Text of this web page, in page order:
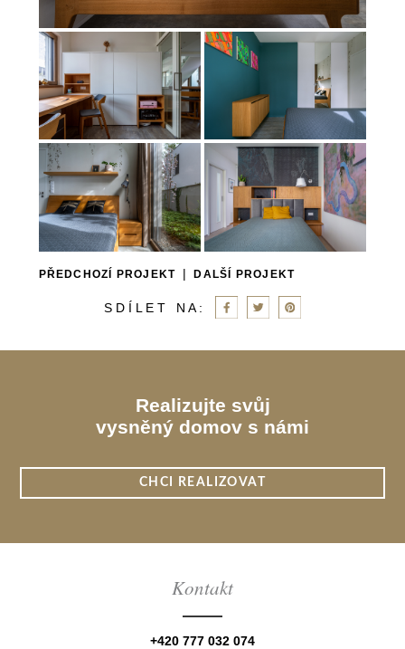
PŘEDCHOZÍ PROJEKT |DALŠÍ PROJEKT
S D Í L E T N A :
Realizujte svůj
vysněný domov s námi
CHCI REALIZOVAT
Kontakt
+420 777 032 074